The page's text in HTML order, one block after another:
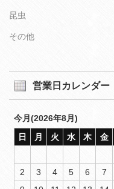
昆虫
その他
営業日カレンダー
今月(2026年8月)
日
月 火 水 木 金
2
3 4 5 6 7